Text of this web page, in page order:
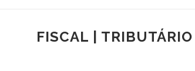
FISCAL | TRIBUTÁRIO